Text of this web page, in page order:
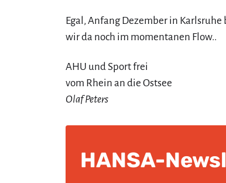
Egal, Anfang Dezember in
wir da noch im momentanen Flow..
AHU und Sport frei
vom Rhein an die Ostsee
Olaf Peters
HANSA-